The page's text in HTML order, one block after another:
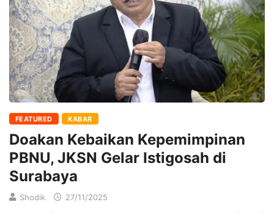
FEATURED KABAR
Doakan Kebaikan Kepemimpinan
PBNU, JKSN Gelar Istigosah di
Surabaya
Shodik 27/11/2025